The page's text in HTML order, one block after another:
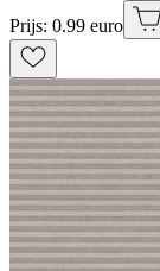
Prijs: 0.99 euro